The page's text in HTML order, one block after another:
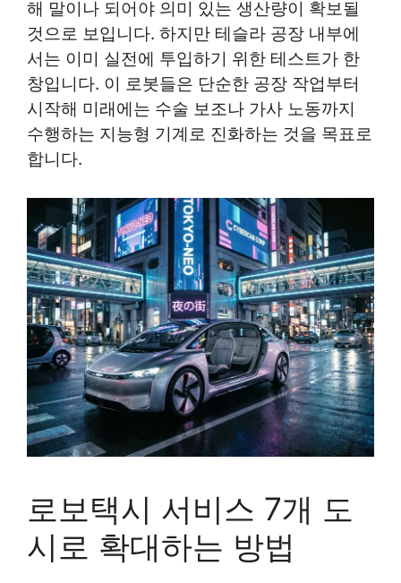
해 말이나 되어야 의미 있는 생산량이 확보될
것으로 보입니다. 하지만 테슬라 공장 내부에
서는 이미 실전에 투입하기 위한 테스트가 한
창입니다. 이 로봇들은 단순한 공장 작업부터
시작해 미래에는 수술 보조나 가사 노동까지
수행하는 지능형 기계로 진화하는 것을 목표로
합니다.
로보택시 서비스 7개 도
시로 확대하는 방법